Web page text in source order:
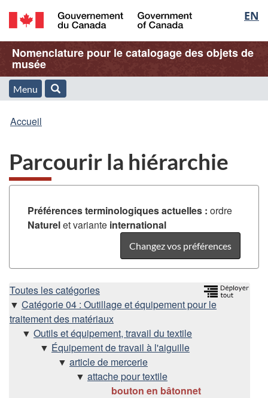
Passer
au
contenu
principal
Passer
à
« À
propos
application
Passer
à
la
version
de
la
EN
/
Government
of
Canada
Nom
de
l'application
Web
Nomenclature pour le catalogage des objets de
musée
Menu
et
Menu
Vous
ici
Accueil
Parcourir la hiérarchie
Préférences terminologiques actuelles : ordre
Naturelet variante international
Changez vos préférences
H
i
Toutes les catégories
Catégorie 04 : Outillage et équipement pour le
traitement des matériaux
Outils et équipement, travail du textile
Équipement de travail à l'aiguille
article de mercerie
attache pour textile
bouton en bâtonnet